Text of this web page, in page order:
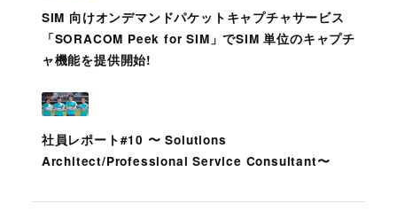
SIM 向けオンデマンドパケットキャプチャサービス
「SORACOM Peek for SIM」でSIM 単位のキャプチ
ャ機能を提供開始!
社員レポート#10 〜 Solutions
Architect/Professional Service Consultant〜